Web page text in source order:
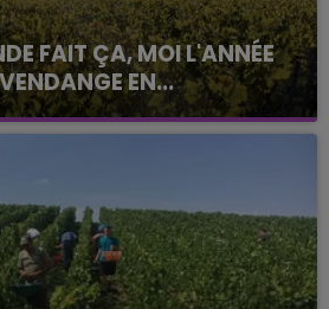
FAIT ÇA, MOI L'ANNÉE
EN...
a débuté ce jeudi 6
de Montgueux (Aube). Du